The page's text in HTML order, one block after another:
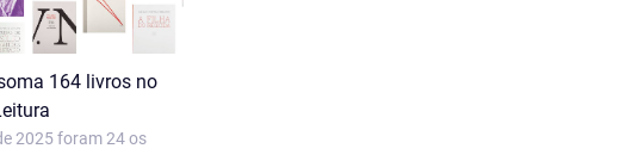
164 livros no
2025 foram 24 os